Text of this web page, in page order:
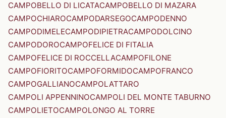
CAMPOBELLO DI LICATACAMPOBELLO DI MAZARA
CAMPOCHIAROCAMPODARSEGOCAMPODENNO
CAMPODIMELECAMPODIPIETRACAMPODOLCINO
CAMPODOROCAMPOFELICE DI FITALIA
CAMPOFELICE DI ROCCELLACAMPOFILONE
CAMPOFIORITOCAMPOFORMIDOCAMPOFRANCO
CAMPOGALLIANOCAMPOLATTARO
CAMPOLI APPENNINOCAMPOLI DEL MONTE TABURNO
CAMPOLIETOCAMPOLONGO AL TORRE